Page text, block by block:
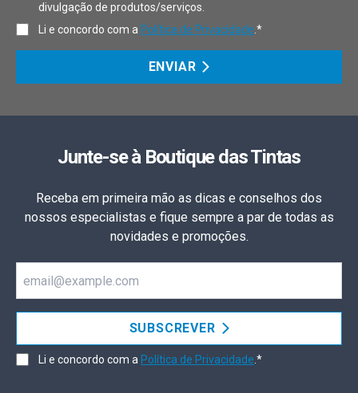
divulgação de produtos/serviços.
Li e concordo com a Política de Privacidade .*
ENVIAR
Junte-se à Boutique das Tintas
Receba em primeira mão as dicas e conselhos dos
nossos especialistas e fique sempre a par de todas as
novidades e promoções.
SUBSCREVER
Li e concordo com a Política de Privacidade .*